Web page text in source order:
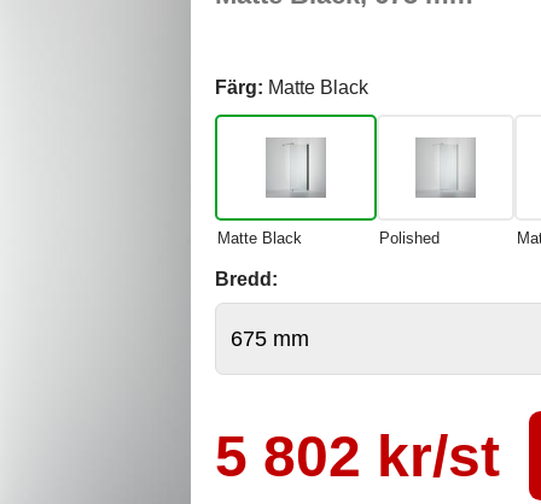
Färg: Matte Black
Matte Black Polished
Bredd:
5 802 kr/st